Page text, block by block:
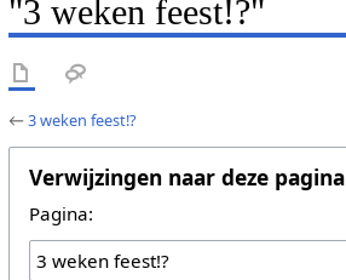
"3 weken feest!?"
←3 weken feest!?
Verwijzingen naar deze pagina
Pagina: